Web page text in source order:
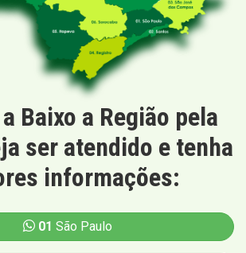
Baixo a Região pela
ser atendido e tenha
informações:
01 São Paulo